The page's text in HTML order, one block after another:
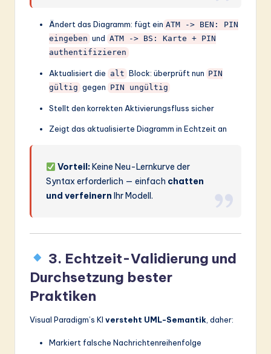
Ändert das Diagramm: fügt ein ATM -> BEN: PIN
eingeben und ATM -> BS: Karte + PIN
authentifizieren
Aktualisiert die alt Block: überprüft nun PIN
gültig gegen PIN ungültig
Stellt den korrekten Aktivierungsfluss sicher
Zeigt das aktualisierte Diagramm in Echtzeit an
Vorteil: Keine Neu-Lernkurve der
Syntax erforderlich — einfach chatten
und verfeinern Ihr Modell.
3. Echtzeit-Validierung und
Durchsetzung bester
Praktiken
Visual Paradigm’s KI versteht UML-Semantik , daher:
Markiert falsche Nachrichtenreihenfolge